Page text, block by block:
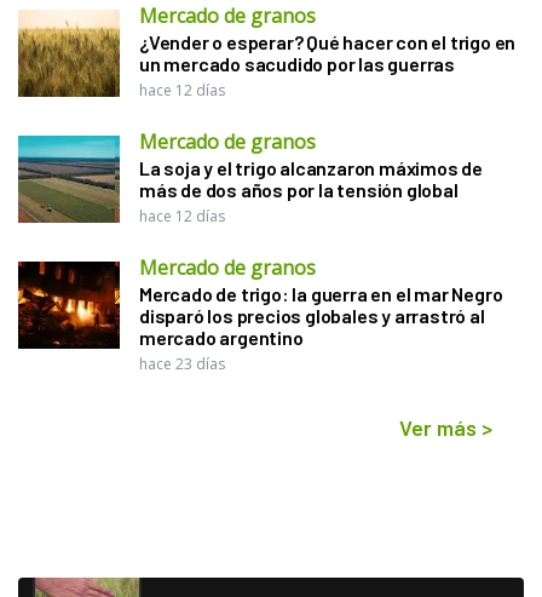
Mercado de granos
¿Vender o esperar? Qué hacer con el trigo en
un mercado sacudido por las guerras
hace 12 días
Mercado de granos
La soja y el trigo alcanzaron máximos de
más de dos años por la tensión global
hace 12 días
Mercado de granos
Mercado de trigo: la guerra en el mar Negro
disparó los precios globales y arrastró al
mercado argentino
hace 23 días
Ver más >